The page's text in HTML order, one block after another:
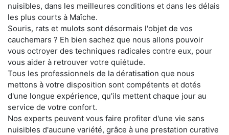
nuisibles, dans les meilleures conditions et dans les délais
les plus courts à Maîche.
Souris, rats et mulots sont désormais l'objet de vos
cauchemars ? Eh bien sachez que nous allons pouvoir
vous octroyer des techniques radicales contre eux, pour
vous aider à retrouver votre quiétude.
Tous les professionnels de la dératisation que nous
mettons à votre disposition sont compétents et dotés
d'une longue expérience, qu'ils mettent chaque jour au
service de votre confort.
Nos experts peuvent vous faire profiter d'une vie sans
nuisibles d'aucune variété, grâce à une prestation curative